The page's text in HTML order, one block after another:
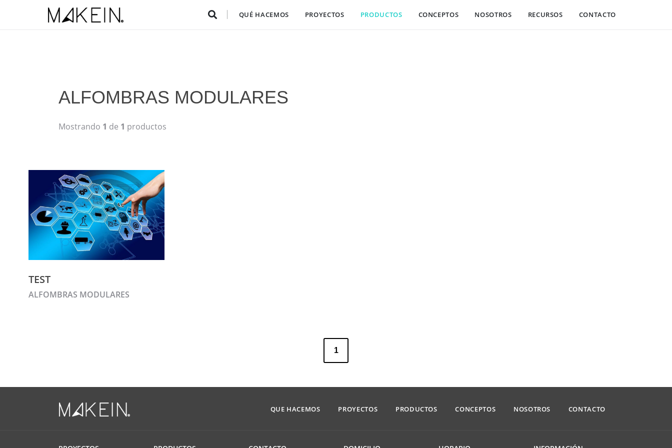
QUÉ HACEMOS PROYECTOS PRODUCTOS CONCEPTOS NOSOTROS RECURSOS CONTACTO
ALFOMBRAS MODULARES
Mostrando 1 de 1 productos
TEST
ALFOMBRAS MODULARES
1
QUE HACEMOS PROYECTOS PRODUCTOS CONCEPTOS NOSOTROS CONTACTO